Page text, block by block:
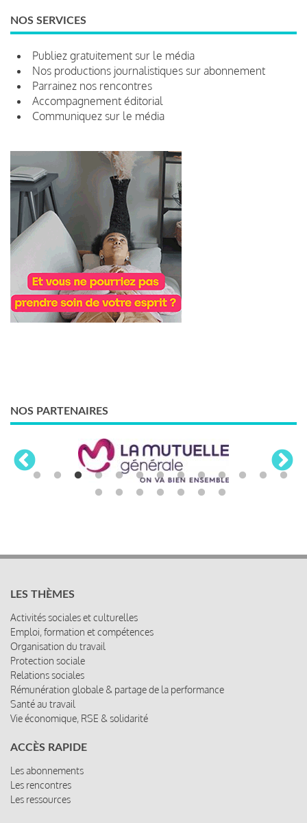
NOS SERVICES
Publiez gratuitement sur le média
Nos productions journalistiques sur abonnement
Parrainez nos rencontres
Accompagnement éditorial
Communiquez sur le média
NOS PARTENAIRES
LES THÈMES
Activités sociales et culturelles
Emploi, formation et compétences
Organisation du travail
Protection sociale
Relations sociales
Rémunération globale & partage de la performance
Santé au travail
Vie économique, RSE & solidarité
ACCÈS RAPIDE
Les abonnements
Les rencontres
Les ressources